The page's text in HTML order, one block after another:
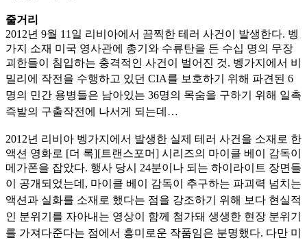
줄거리
2012년 9월 11일 리비아에서 끔찍한 테러 사건이 발생한다. 벵
가지 소재 미국 영사관에 총기와 수류탄을 든 수십 명의 무장
괴한들이 침입하는 충격적인 사건이 벌어진 것. 벵가지에서 비
밀리에 작전을 수행하고 있던 CIA를 보호하기 위해 파견된 6
명의 민간 용병들은 남아있는 36명의 목숨을 구하기 위해 일촉
즉발의 구출작전에 나서게 되는데…
2012년 리비아 벵가지에서 발생한 실제 테러 사건을 소재로 한
액션 영화로 [더 록][트랜스포머] 시리즈의 마이클 베이 감독이
메가폰을 잡았다. 행사 당시 24분이나 되는 하이라이트 장면들
이 공개되었는데, 마이클 베이 감독이 추구하는 파괴력 넘치는
액션과 실화를 소재로 했다는 점을 강조하기 위해 보다 현실적
인 분위기를 자아내는 영상이 함께 첨가돼 생생한 현장 분위기
를 가져다준다는 점에서 흥미로운 작품임은 분명했다. 다만 미